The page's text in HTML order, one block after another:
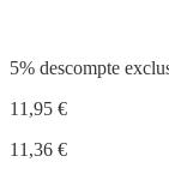
5% descompte
11,95 €
11,36 €